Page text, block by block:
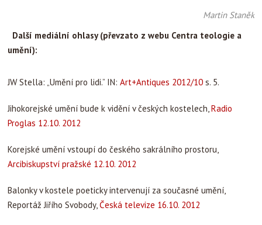
Martin Staněk
Další mediální ohlasy (převzato z webu Centra teologie a
umění):
JW Stella: „Umění pro lidi.” IN: Art+Antiques 2012/10 s. 5.
Jihokorejské umění bude k vidění v českých kostelech,Radio
Proglas 12.10. 2012
Korejské umění vstoupí do českého sakrálního prostoru,
Arcibiskupství pražské 12.10. 2012
Balonky v kostele poeticky intervenují za současné umění,
Reportáž Jiřího Svobody,Česká televize 16.10. 2012